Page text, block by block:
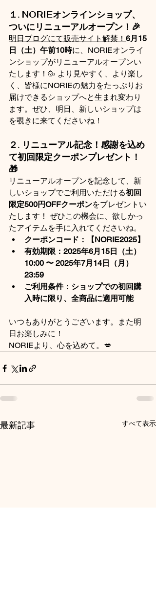
１. NORIEオンラインショップ、
ついにリニューアルオープン！🎉
明日ブログにて販売サイト解禁！ 6月15
日（土）午前10時に、NORIEオンライ
ンショップがリニューアルオープンい
たします！🥳 より見やすく、より楽し
く、皆様にNORIEの魅力をたっぷりお
届けできるショップへと生まれ変わり
ます。ぜひ、明日、新しいショップは
を覗きに来てくださいね！
２. リニューアル記念！感謝を込め
て初回限定クーポンプレゼント！
🎁
リニューアルオープンを記念して、新
しいショップでご利用いただける初回
限定500円OFFクーポンをプレゼントい
たします！ ぜひこの機会に、欲しかっ
たアイテムを手に入れてくださいね。
クーポンコード：【NORIE2025】
有効期限：2025年6月15日（土）
10:00 〜 2025年7月14日（月）
23:59
ご利用条件：ショップでの初回購
入時に限り、全商品に適用可能
いつもありがとうございます。また明
日お楽しみに！
NORIEより、心を込めて。💋
最新記事 すべて表示